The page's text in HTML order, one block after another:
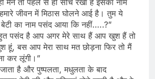
जीवन में मिठास घोलने आई है। तुम ये
बेटी का नाम पसंद आया कि नहीं…..?”
पसंद है आप अगर मेरे साथ हैं आप खुश हैं तो
हूं, बस आप मेरा साथ मत छोड़ना फिर तो मैं
कर लूंगी।”
है और पुष्पलता, मधुलता के बाद